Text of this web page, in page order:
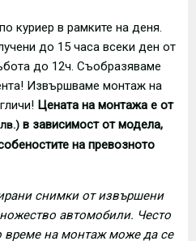
куриер в рамките на деня.
до 15 часа всеки ден от
до 12ч. Съобразяваме
Извършваме монтаж на
Цената на монтажа е от
в зависимост от модела,
на превозното
снимки от извършени
автомобили. Често
време на монтаж може да се